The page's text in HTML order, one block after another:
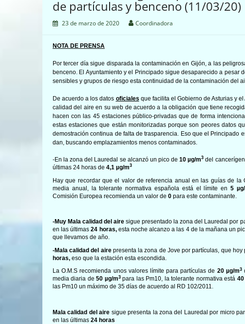
de partículas y benceno (11/03/20)
23 de marzo de 2020 Coordinadora
NOTA DE PRENSA
Por tercer día sigue disparada la contaminación en Gijón, a las
benceno. El Ayuntamiento y el Principado sigue desaparecido a
sensibles y grupos de riesgo esta continuidad de la contaminación del
De acuerdo a los datos oficiales que facilita el Gobierno de Asturias y
calidad del aire en su web de acuerdo a la obligación que tiene
hacen con las 45 estaciones público-privadas que de forma
estas estaciones que están monitorizadas porque son peores datos
demostración continua de falta de trasparencia. Eso que el Principado
dan, buscando emplazamientos menos contaminados.
-En la zona del Lauredal se alcanzó un pico de10 µg/m3 del
últimas 24 horas de 4,1 µg/m3
Hay que recordar que el valor de referencia anual en las guías de
media anual, la tolerante normativa española está el límite en 5
Comisión Europea recomienda un valor de 0 para este contaminante.
-Muy Mala calidad del aire sigue presentado la zona del Lauredal por
en las últimas24 horas, esta noche alcanzo a las 4 de la mañana un
que llevamos de año.
-Mala calidad del airepresenta la zona de Jove por partículas, que hoy
horas, eso que la estación esta escondida.
La O.M.S recomienda unos valores límite para partículas de 20 µg/m3
media diaria de50 µg/m3para las Pm10, la tolerante normativa está
las Pm10 un máximo de 35 días de acuerdo al RD 102/2011.
Mala calidad del aire sigue presenta la zona del Lauredal por micro
en las últimas 24 horas